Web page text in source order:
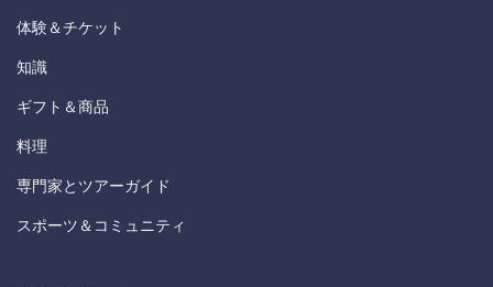
体験＆チケット
知識
ギフト＆商品
料理
専門家とツアーガイド
スポーツ＆コミュニティ